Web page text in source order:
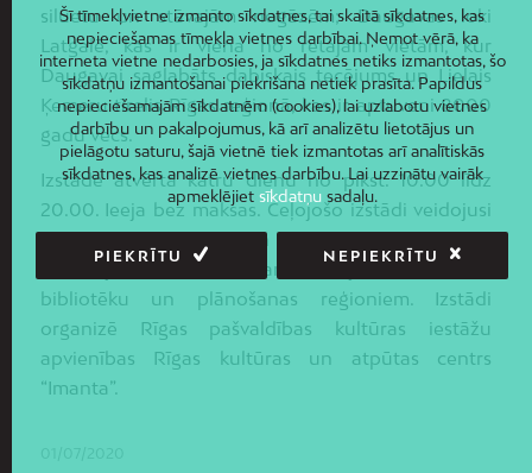
siluetu un stāvajām nogāzēm; Daugavas loki
Latgalē, kas ir viena no retajām vietām, kur
Daugavai saglabāts dabiskais tecējums un Lielais
Ķemeru tīrelis Rīgas reģionā, kas ir aptuveni 8000
gadu vecs.
Izstāde atvērta katru dienu no plkst. 10.00 līdz
20.00. Ieeja bez maksas. Ceļojošo izstādi veidojusi
Vides aizsardzības un reģionālās attīstības
ministrija sadarbībā ar Latvijas Nacionālo
bibliotēku un plānošanas reģioniem. Izstādi
organizē Rīgas pašvaldības kultūras iestāžu
apvienības Rīgas kultūras un atpūtas centrs
“Imanta”.
Šī tīmekļvietne izmanto sīkdatnes, tai skaitā sīkdatnes, kas
nepieciešamas tīmekļa vietnes darbībai. Ņemot vērā, ka
interneta vietne nedarbosies, ja sīkdatnes netiks izmantotas, šo
sīkdatņu izmantošanai piekrišana netiek prasīta. Papildus
nepieciešamajām sīkdatnēm (cookies), lai uzlabotu vietnes
darbību un pakalpojumus, kā arī analizētu lietotājus un
pielāgotu saturu, šajā vietnē tiek izmantotas arī analītiskās
sīkdatnes, kas analizē vietnes darbību. Lai uzzinātu vairāk
apmeklējiet sīkdatņusadaļu.
PIEKRĪTU NEPIEKRĪTU